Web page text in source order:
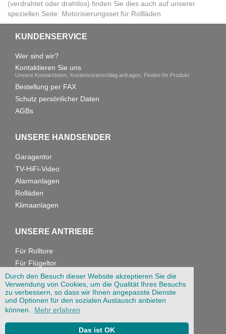
Durch den Besuch dieser Website akzeptieren Sie die
Verwendung von Cookies, um die Qualität Ihres Besuchs
zu verbessern, so dass wir Ihnen angepasste Dienste
und Optionen für den sozialen Austausch anbieten
können.
Mehr erfahren
Das ist OK
(verdrahtet oder drahtlos) finden Sie dies auch auf unserer
speziellen Seite: Motorisierungsset für Rollläden
KUNDENSERVICE
Wer sind wir?
Kontaktieren Sie uns
Unsere Kontaktdaten, Kostenvoranschlag anfragen, Finden Ihr Produkt
Bestellung per FAX
Schutz persönlicher Daten
AGBs
UNSERE HANDSENDER
Garagentor
TV-HiFi-Video
Alarmanlagen
Rolläden
Klimaanlagen
UNSERE ANTRIEBE
Für Rolltore
Für Flügeltor
Für Garagentore
PROBIP
233 rue Étienne Marcel 93100 MONTREUIL, Frankreich